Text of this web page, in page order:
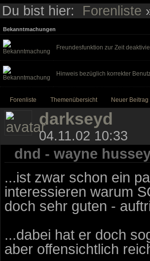
Du bist hier: Forenliste
Bekanntmachungen
Freundesfunktion zur Zeit
Hinweis bezüglich korrekter
Forenliste Themenübersicht Neuer Beitrag
darkseyd
04.11.02 10:33
dnd - wayne
...ist zwar schon ein
interessieren warum
doch sehr guten -
...dabei hat er doch
aber offensichtlich